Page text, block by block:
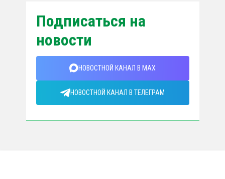
Подписаться на
новости
НОВОСТНОЙ КАНАЛ В MAX
НОВОСТНОЙ КАНАЛ В ТЕЛЕГРАМ